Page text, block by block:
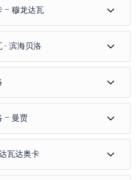
经稻田和种植园.
小镇”.
个自皇室时代起就拥有丰富历史的
穿过的村庄 (主权者
.
渔村.
.
渡轮.
帕卡,
国家公园的路线, 被联合国教
然迷宫”.
独木舟之旅 : 发现了陡峭的洞穴
墓的观察.
.
住宿含早餐.
– 穆龙达瓦
穆龙达瓦.
印象，路两边都有猴面包树.
照片.
.
- 滨海贝洛
于 Vezo 的一个小渔村 80 穆龙达瓦
餐.
– 曼贾
充满非洲风情的曼贾村，然后穿越
:
瓦达奥卡